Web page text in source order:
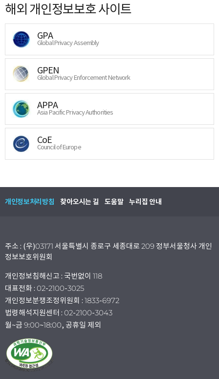
해외 개인정보보호 사이트
GPA
Global Privacy Assembly
GPEN
Global Privacy Enforcement Network
APPA
Asia Pacific Privacy Authorities
CoE
Council of Europe
개인정보처리방침 찾아오시는 길 도움말 누리집 안내
주소 : (우)03171 서울특별시 종로구 세종대로 209 정부서울청사 개인
정보보호위원회
개인정보침해신고 : 국번없이 118
대표전화 : 02-2100-3025
개인정보분쟁조정위원회 : 1833-6972
법령해석지원센터 : 02-2100-3043
월~금 9:00~18:00, 공휴일 제외